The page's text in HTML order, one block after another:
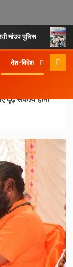
मांडव पुलिस
देश-विदेश
दृढ़ संकल्प होना